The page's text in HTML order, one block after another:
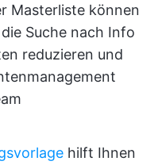
Masterliste können
Suche nach Info
reduzieren und
hilft Ihnen